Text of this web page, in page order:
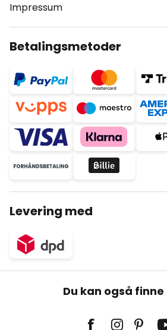
Impressum
Betalingsmetoder
Levering med
Du kan også finne